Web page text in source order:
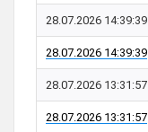
28.07.2026 14:39:39
28.07.2026 14:39:39
28.07.2026 13:31:57
28.07.2026 13:31:57